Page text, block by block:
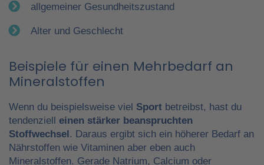
allgemeiner Gesundheitszustand
Alter und Geschlecht
Beispiele für einen Mehrbedarf an
Mineralstoffen
Wenn du beispielsweise viel Sport betreibst, hast du
tendenziell einen stärker beanspruchten
Stoffwechsel. Daraus ergibt sich ein höherer Bedarf an
Nährstoffen wie Vitaminen aber eben auch
Mineralstoffen. Gerade Natrium, Calcium oder